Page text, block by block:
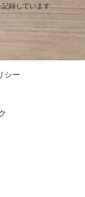
録しています
シー